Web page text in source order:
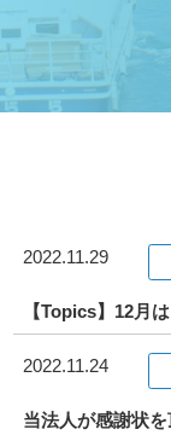
2022.11.29
【Topics】12月
2022.11.24
当法人が感謝状を